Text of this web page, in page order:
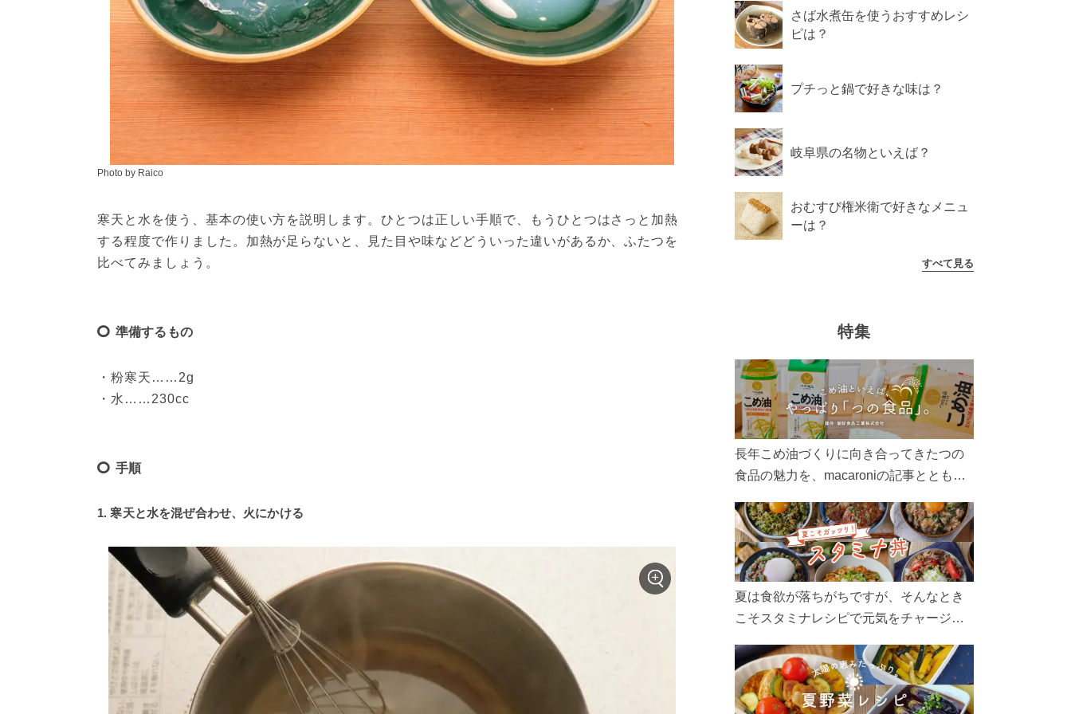
Photo by Raico
寒天と水を使う、基本の使い方を説明します。ひとつは正しい手順で、もうひとつはさっと加熱
する程度で作りました。加熱が足らないと、見た目や味などどういった違いがあるか、ふたつを
比べてみましょう。
準備するもの
・粉寒天……2g
・水……230cc
手順
1. 寒天と水を混ぜ合わせ、火にかける
さば水煮缶を使うおすすめレシ
ピは？
プチっと鍋で好きな味は？
岐阜県の名物といえば？
おむすび権米衛で好きなメニュ
ーは？
すべて見る
特集
長年こめ油づくりに向き合ってきたつの
食品の魅力を、macaroniの記事とともに
ん、製造現場や品質へのこだわりまで。
こめ油をもっと好きになるコンテンツを
ぜひお楽しみください。
夏は食欲が落ちがちですが、そんなとき
こそスタミナレシピで元気をチャージ！
リ食べて、夏バテを吹き飛ばしましょ
う！